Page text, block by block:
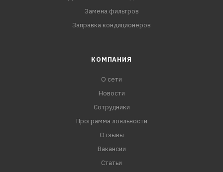
Замена фильтров
Заправка кондиционеров
КОМПАНИЯ
О сети
Новости
Сотрудники
Программа лояльности
Отзывы
Вакансии
Статьи